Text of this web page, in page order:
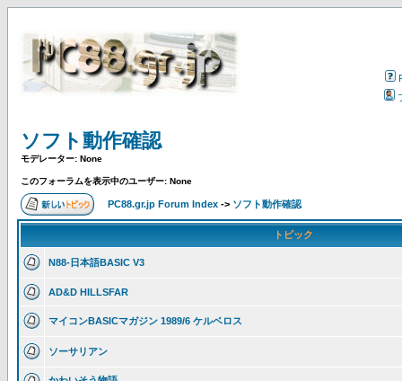
ソフト動作確認
モデレーター: None
このフォーラムを表示中のユーザー: None
PC88.gr.jp Forum Index -> ソフト動作確認
トピック
N88-日本語BASIC V3
AD&D HILLSFAR
マイコンBASICマガジン 1989/6 ケルベロス
ソーサリアン